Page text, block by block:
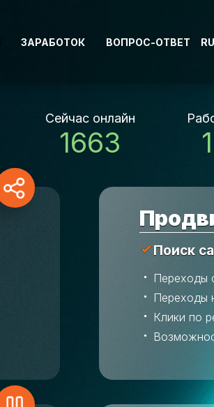
ЗАРАБОТОК ВОПРОС-ОТВЕТ RU
Сейчас онлайн
1663
Поиск
Переходы
Переходы
Клики по